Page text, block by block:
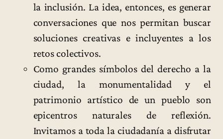
la inclusión. La idea, entonces, es generar
conversaciones que nos permitan buscar
soluciones creativas e incluyentes a los
retos colectivos.
Como grandes símbolos del derecho a la
ciudad, la monumentalidad y el
patrimonio artístico de un pueblo son
epicentros naturales de reflexión.
Invitamos a toda la ciudadanía a disfrutar